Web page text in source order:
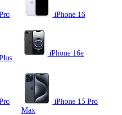
iPhone 16
iPhone 16e
iPhone 15 Pro
Max